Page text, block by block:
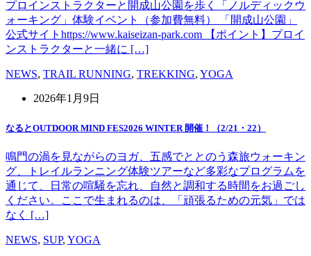
プロインストラクターと開成山公園を歩く「ノルディックウ
ォーキング」体験イベント（参加費無料） 「開成山公園」
公式サイトhttps://www.kaiseizan-park.com 【ポイント】プロイ
ンストラクターと一緒に […]
NEWS, TRAIL RUNNING, TREKKING, YOGA
2026年1月9日
なるとOUTDOOR MIND FES2026 WINTER 開催！（2/21・22）
鳴門の渦を見ながらのヨガ、五感でととのう森旅ウォーキン
グ、トレイルランニング体験ツアーなど多彩なプログラムを
通じて、日常の喧騒を忘れ、自然と調和する時間をお過ごし
ください。ここで生まれるのは、「頑張るための元気」では
なく […]
NEWS, SUP, YOGA